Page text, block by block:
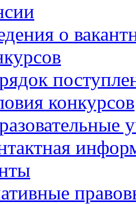
о
конкурсов